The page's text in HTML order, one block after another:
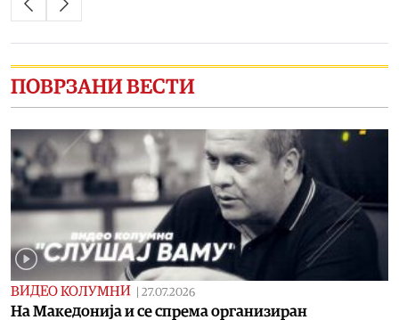
ПОВРЗАНИ ВЕСТИ
ВИДЕО КОЛУМНИ | 27.07.2026
На Македонија и се спрема организиран